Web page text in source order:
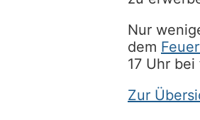
Nur
dem
17 Uhr
Zur